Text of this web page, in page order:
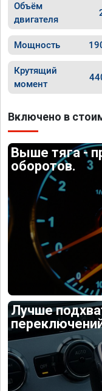
Объём
двигателя
Мощность
Крутящий
момент
Включено в
Выше тяга -
оборотов.
Лучше